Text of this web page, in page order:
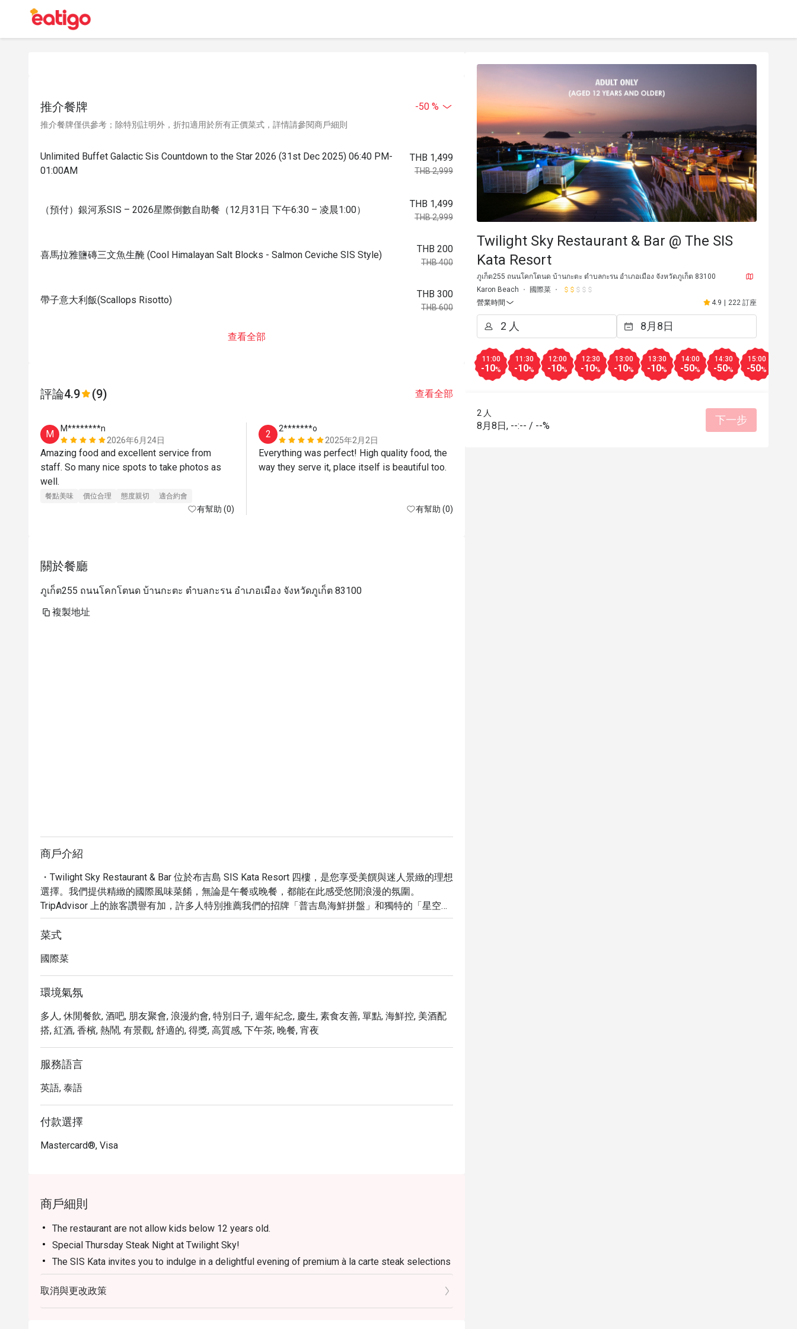
推介餐牌 -50 %
推介餐牌僅供參考；除特別註明外，折扣適用於所有正價菜式，詳情請參閱商戶細則
Unlimited Buffet Galactic Sis Countdown to the Star 2026 (31st Dec 2025) 06:40 PM-
01:00AM
THB 1,499
THB 2,999
（預付）銀河系SIS – 2026星際倒數自助餐（12月31日 下午6:30 – 凌晨1:00）
THB 1,499
THB 2,999
喜馬拉雅鹽磚三文魚生醃 (Cool Himalayan Salt Blocks - Salmon Ceviche SIS Style)
THB 200
THB 400
帶子意大利飯(Scallops Risotto)
THB 300
THB 600
查看全部
評論4.9 (9) 查看全部
M
M********n
2026年6月24日
Amazing food and excellent service from
staff. So many nice spots to take photos as
well.
餐點美味 價位合理 態度親切 適合約會
有幫助 (0)
2
2*******o
2025年2月2日
Everything was perfect! High quality food, the
有幫助 (0)
S
S*************g
B
關於餐廳
ภูเก็ต255 ถนนโคกโตนด บ้านกะตะ ตำบลกะรน อำเภอเมือง จังหวัดภูเก็ต 83100
複製地址
商戶介紹
・Twilight Sky Restaurant & Bar 位於布吉島 SIS Kata Resort 四樓，是您享受美饌與迷人景緻的理想
選擇。我們提供精緻的國際風味菜餚，無論是午餐或晚餐，都能在此感受悠閒浪漫的氛圍。
TripAdvisor 上的旅客讚譽有加，許多人特別推薦我們的招牌「普吉島海鮮拼盤」和獨特的「星空調
酒」，讓您的用餐體驗更添色彩。
・在這裡，您可以俯瞰卡倫海灘的壯麗美景，尤其在日落時分，天空的色彩變幻令人心醉，營造出
卡倫海灘，是您結束一趟海灘散步後，尋找美食和放鬆的絕佳去處。
・透過 Eatigo 預訂 Twilight Sky Restaurant & Bar，您即可享有高達 5 折的獨家優惠，讓您以最划算
的價格，享受一頓難忘的頂級餐飲體驗。
菜式
國際菜
環境氣氛
多人, 休閒餐飲, 酒吧, 朋友聚會, 浪漫約會, 特別日子, 週年紀念, 慶生, 素食友善, 單點, 海鮮控, 美酒配
搭, 紅酒, 香檳, 熱鬧, 有景觀, 舒適的, 得獎, 高質感, 下午茶, 晚餐, 宵夜
服務語言
英語, 泰語
付款選擇
Mastercard®, Visa
商戶細則
The restaurant are not allow kids below 12 years old.
Special Thursday Steak Night at Twilight Sky!
The SIS Kata invites you to indulge in a delightful evening of premium à la carte steak selections
at our “Thursday Steak Night”, featuring the very best ingredients from both land and sea!
It’s the perfect way to begin your beautiful evening before the night sets in over the spectacular
views at The Twilight Sky Roof Top Restaurant & Bar.
取消與更改政策
Twilight Sky Restaurant & Bar @ The SIS
Kata Resort
ภูเก็ต255 ถนนโคกโตนด บ้านกะตะ ตำบลกะรน อำเภอเมือง จังหวัดภูเก็ต 83100
Karon Beach
國際菜
營業時間
4.9 | 222 訂座
11:00
-10%
11:30
-10%
12:00
-10%
12:30
-10%
13:00
-10%
13:30
-10%
14:00
-50%
14:30
-50%
15:00
-50%
2 人
8月8日, --:-- / --% 下一步